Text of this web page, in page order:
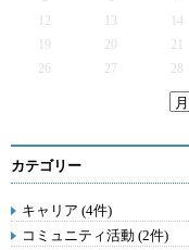
12
13 14
19
20 21
26
27 28
カテゴリー
キャリア (4件)
コミュニティ活動 (2件)